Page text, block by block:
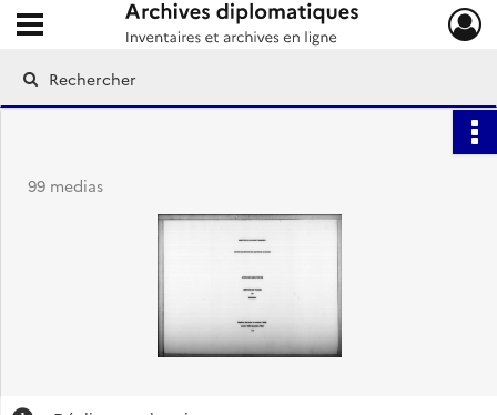
Archives diplomatiques
Ouvrir le menu déroulant
99 medias